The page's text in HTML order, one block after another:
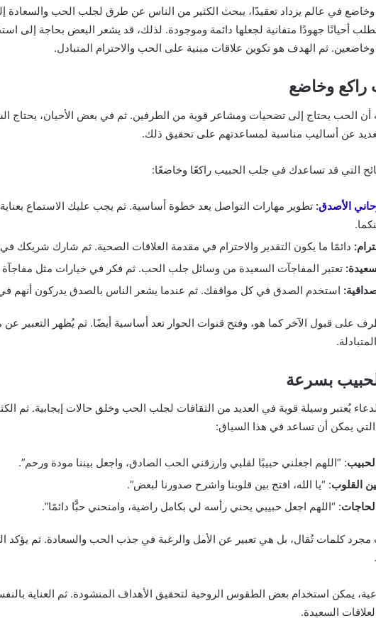
في عالم يزداد تعقيدًا، يبحث الكثير من الناس عن طرق لجلب الحب
أحيانًا جهودًا متفانية لجعلها دائمة وموجودة. لذلك، قد يشعر البعض بحاجة إلى
ثم الهدف هو تكوين علاقات مبنية على الحب والاحترام المتبادل.
راكع وخاضع
أن الحب يحتاج إلى تضحيات ومشاعر قوية من الطرفين. ثم في بعض الأحيان،
عن أساليب مناسبة لمساعدتهم على تحقيق ذلك.
التي قد تساعدك في جلب الحبيب راكعًا وخاضعًا:
الأصدق: تطوير مهارات التواصل يعد خطوة أساسية. ثم يجب عليك الاستماع
دائمًا ما يكون التقدير والاحترام في مقدمة العلاقات الصحية. ثم شارك شريكك
تعتبر المفاجآت السعيدة من وسائل جلب الحب. ثم فكر في خيارات مثل
استخدم الصدق في كل مواقفك. ثم عندما يشعر الناس بالصدق يدركون أنهم في
على قبول الآخر كما هو، وفتح قنوات الحوار تعد أساسية أيضًا. ثم يُظهر
بسرعة
يُعتبر وسيلة قوية في العديد من الثقافات لجلب الحب وخلق حالات إيجابية.
التي يمكن أن تساعد في هذا السياق:
: “اللهم اجعلني حبيبًا لقلبي وارزقني الحب الصادق، واجعل بيننا مودة ورحم”.
القلوب: “يا الله، افتح بين قلوبنا واشرح صدورنا لبعض”.
: “اللهم اجعل حبيبي يحني رأسه لي بكامل راضية، وامنحني حبًّا دائمًا”.
كلمات تُقال، بل هي تعبير عن الأمل والرغبة في جذب الحب والسعادة. ثم يؤكد
يمكن استخدام بعض الطقوس الروحية لتحقيق الأهداف المنشودة. ثم العناية
السعيدة.